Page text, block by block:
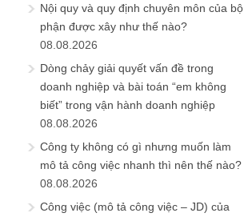
Nội quy và quy định chuyên môn của bộ
phận được xây như thế nào?
08.08.2026
Dòng chảy giải quyết vấn đề trong
doanh nghiệp và bài toán “em không
biết” trong vận hành doanh nghiệp
08.08.2026
Công ty không có gì nhưng muốn làm
mô tả công việc nhanh thì nên thế nào?
08.08.2026
Công việc (mô tả công việc – JD) của